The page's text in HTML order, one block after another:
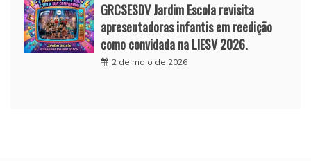
GRCSESDV Jardim Escola revisita
apresentadoras infantis em reedição
como convidada na LIESV 2026.
2 de maio de 2026